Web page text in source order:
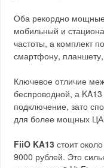
Оба рекордно
мобильный и
частоты, а комплект
смартфону,
Ключевое отличие
беспроводной, а
подключение, зато
для более мощных
FiiO KA13 стоит
9000 рублей. Это